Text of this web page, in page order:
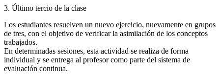
3. Último tercio de la clase
Los estudiantes resuelven un nuevo ejercicio, nuevamente en grupos
de tres, con el objetivo de verificar la asimilación de los conceptos
trabajados.
En determinadas sesiones, esta actividad se realiza de forma
individual y se entrega al profesor como parte del sistema de
evaluación continua.